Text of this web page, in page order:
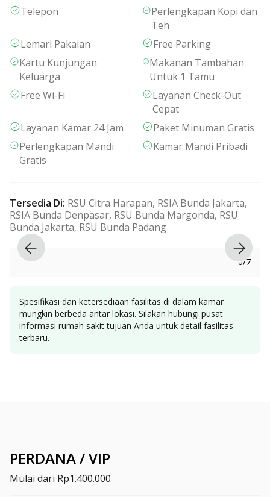
Telepon
Perlengkapan Kopi dan
Teh
Lemari Pakaian
Free Parking
Kartu Kunjungan
Keluarga
Makanan Tambahan
Untuk 1 Tamu
Free Wi-Fi
Layanan Check-Out
Cepat
Layanan Kamar 24 Jam
Paket Minuman Gratis
Perlengkapan Mandi
Gratis
Kamar Mandi Pribadi
Tersedia Di: RSU Citra Harapan, RSIA Bunda Jakarta,
RSIA Bunda Denpasar, RSU Bunda Margonda, RSU
Bunda Jakarta, RSU Bunda Padang
0/7
Spesifikasi dan ketersediaan fasilitas di dalam kamar
mungkin berbeda antar lokasi. Silakan hubungi pusat
informasi rumah sakit tujuan Anda untuk detail fasilitas
terbaru.
PERDANA / VIP
Mulai dari Rp1.400.000